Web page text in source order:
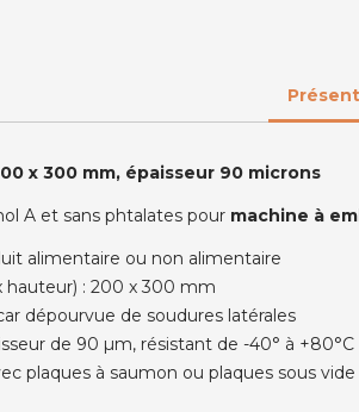
x 300 mm, épaisseur 90 microns
A et sans phtalates pour machine à
alimentaire ou non alimentaire
hauteur) : 200 x 300 mm
dépourvue de soudures latérales
de 90 µm, résistant de -40° à +80°C
plaques à saumon ou plaques sous vide